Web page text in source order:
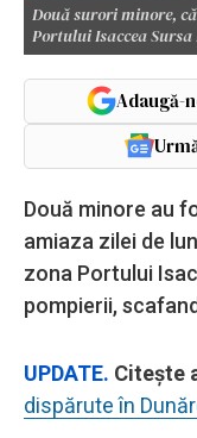
Două surori minore,
Portului Isaccea Sursa
Adaugă-
Două minore au
amiaza zilei de
zona Portului
pompierii,
UPDATE. Citeşte
dispărute în